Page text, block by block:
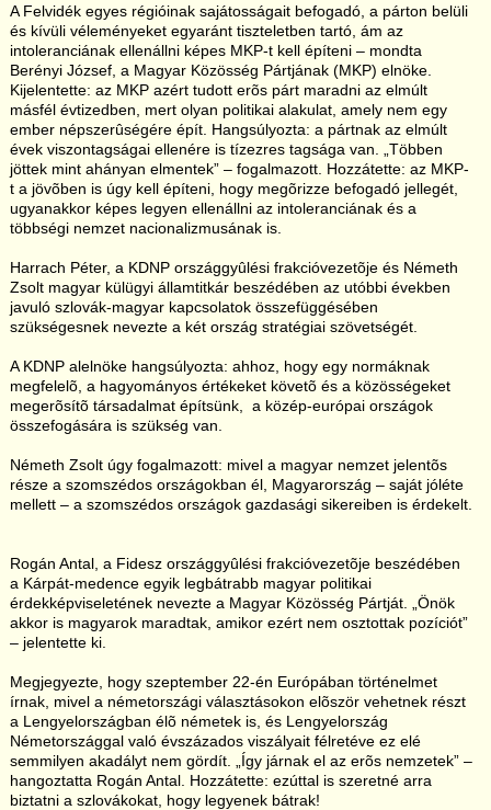
A Felvidék egyes régióinak sajátosságait befogadó, a párton belüli
és kívüli véleményeket egyaránt tiszteletben tartó, ám az
intoleranciának ellenállni képes MKP-t kell építeni – mondta
Berényi József, a Magyar Közösség Pártjának (MKP) elnöke.
Kijelentette: az MKP azért tudott erõs párt maradni az elmúlt
másfél évtizedben, mert olyan politikai alakulat, amely nem egy
ember népszerûségére épít. Hangsúlyozta: a pártnak az elmúlt
évek viszontagságai ellenére is tízezres tagsága van. „Többen
jöttek mint ahányan elmentek” – fogalmazott. Hozzátette: az MKP-
t a jövõben is úgy kell építeni, hogy megõrizze befogadó jellegét,
ugyanakkor képes legyen ellenállni az intoleranciának és a
többségi nemzet nacionalizmusának is.
Harrach Péter, a KDNP országgyûlési frakcióvezetõje és Németh
Zsolt magyar külügyi államtitkár beszédében az utóbbi években
javuló szlovák-magyar kapcsolatok összefüggésében
szükségesnek nevezte a két ország stratégiai szövetségét.
A KDNP alelnöke hangsúlyozta: ahhoz, hogy egy normáknak
megfelelõ, a hagyományos értékeket követõ és a közösségeket
megerõsítõ társadalmat építsünk, a közép-európai országok
összefogására is szükség van.
Németh Zsolt úgy fogalmazott: mivel a magyar nemzet jelentõs
része a szomszédos országokban él, Magyarország – saját jóléte
mellett – a szomszédos országok gazdasági sikereiben is érdekelt.
Rogán Antal, a Fidesz országgyûlési frakcióvezetõje beszédében
a Kárpát-medence egyik legbátrabb magyar politikai
érdekképviseletének nevezte a Magyar Közösség Pártját. „Önök
akkor is magyarok maradtak, amikor ezért nem osztottak pozíciót”
– jelentette ki.
Megjegyezte, hogy szeptember 22-én Európában történelmet
írnak, mivel a németországi választásokon elõször vehetnek részt
a Lengyelországban élõ németek is, és Lengyelország
Németországgal való évszázados viszályait félretéve ez elé
semmilyen akadályt nem gördít. „Így járnak el az erõs nemzetek” –
hangoztatta Rogán Antal. Hozzátette: ezúttal is szeretné arra
biztatni a szlovákokat, hogy legyenek bátrak!